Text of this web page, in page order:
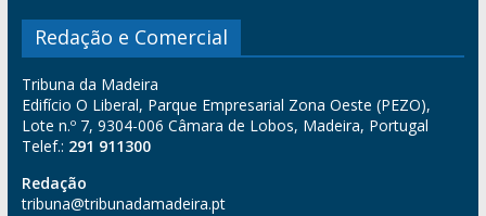
Redação e Comercial
Tribuna da Madeira
Edifício O Liberal, Parque Empresarial Zona Oeste (PEZO),
Lote n.º 7, 9304-006 Câmara de Lobos, Madeira, Portugal
Telef.: 291 911300
Redação
tribuna@tribunadamadeira.pt